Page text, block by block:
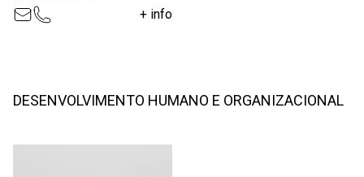
+ info
DESENVOLVIMENTO HUMANO E ORGANIZACIONAL